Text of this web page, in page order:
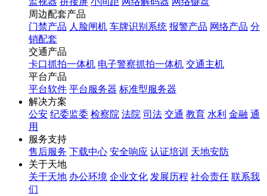
周边配套产品
门禁产品 人脸闸机 车牌识别系统 报警产品 网络产品 分
销配套
交通产品
卡口抓拍一体机 电子警察抓拍一体机 交通主机
平台产品
平台软件 平台服务器 标准型服务器
解决方案
公安 纪委监委 检察院 法院 司法 交通 教育 水利 金融 通
用
服务支持
售后服务 下载中心 安全响应 认证培训 天地安防
关于天地
关于天地 办公环境 企业文化 发展历程 社会责任 联系我
们